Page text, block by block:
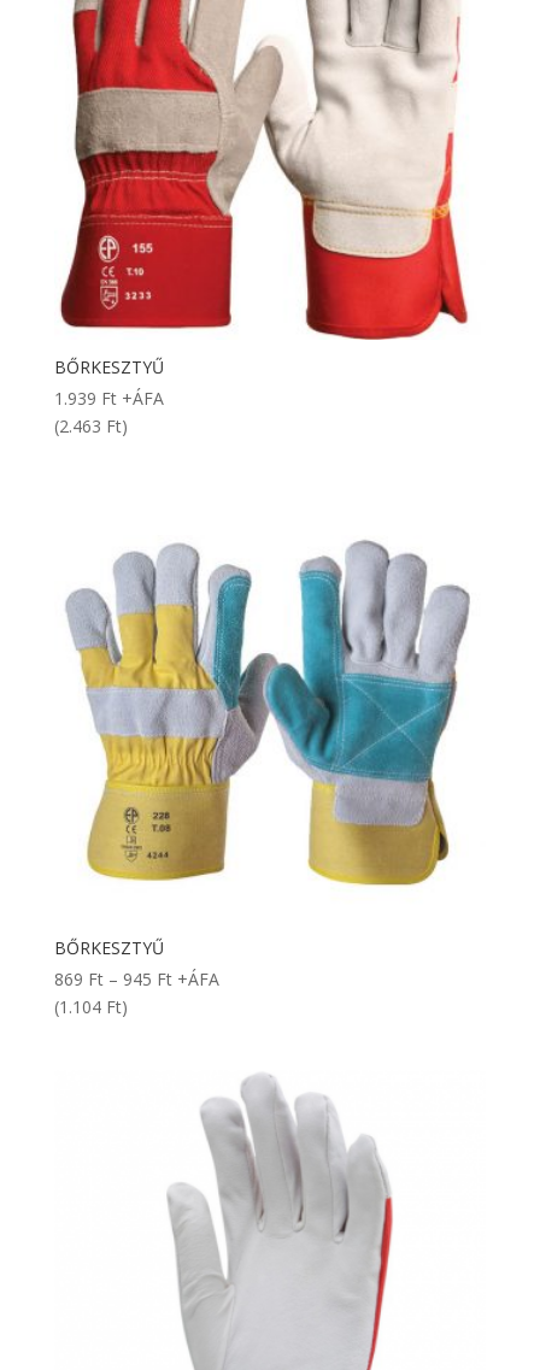
BŐRKESZTYŰ
1.939 Ft +ÁFA
(2.463 Ft)
BŐRKESZTYŰ
869 Ft – 945 FtÁrtartomány:
+ÁFA
(1.104 Ft)